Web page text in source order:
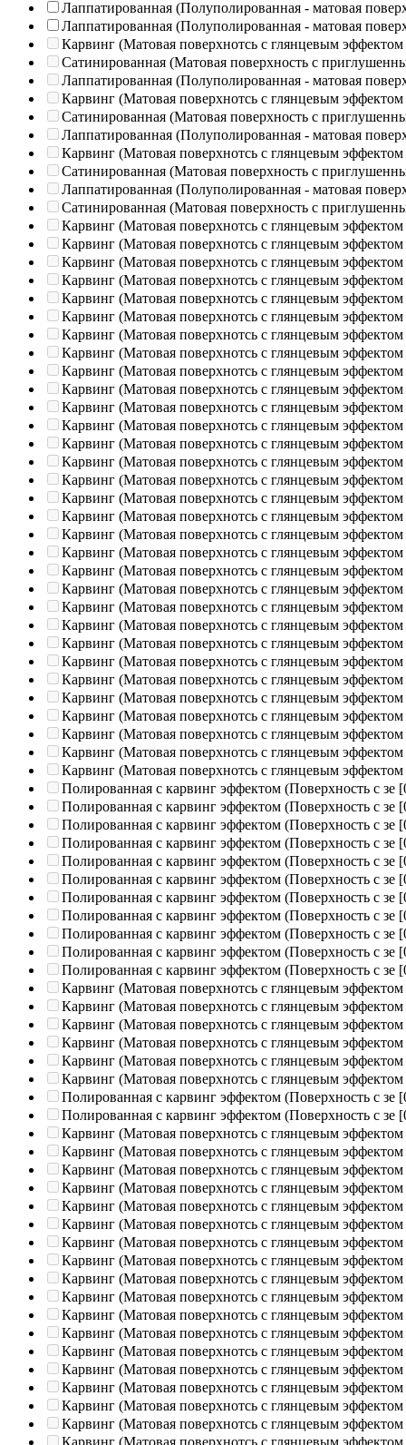
Лаппатированная (Полуполированная - матовая
Лаппатированная (Полуполированная - матовая
Карвинг (Матовая поверхнотсь с глянцевым эффектом
Сатинированная (Матовая поверхность с
Лаппатированная (Полуполированная - матовая
Карвинг (Матовая поверхнотсь с глянцевым эффектом
Сатинированная (Матовая поверхность с
Лаппатированная (Полуполированная - матовая
Карвинг (Матовая поверхнотсь с глянцевым эффектом
Сатинированная (Матовая поверхность с
Лаппатированная (Полуполированная - матовая
Сатинированная (Матовая поверхность с
Карвинг (Матовая поверхнотсь с глянцевым эффектом
Карвинг (Матовая поверхнотсь с глянцевым эффектом
Карвинг (Матовая поверхнотсь с глянцевым эффектом
Карвинг (Матовая поверхнотсь с глянцевым эффектом
Карвинг (Матовая поверхнотсь с глянцевым эффектом
Карвинг (Матовая поверхнотсь с глянцевым эффектом
Карвинг (Матовая поверхнотсь с глянцевым эффектом
Карвинг (Матовая поверхнотсь с глянцевым эффектом
Карвинг (Матовая поверхнотсь с глянцевым эффектом
Карвинг (Матовая поверхнотсь с глянцевым эффектом
Карвинг (Матовая поверхнотсь с глянцевым эффектом
Карвинг (Матовая поверхнотсь с глянцевым эффектом
Карвинг (Матовая поверхнотсь с глянцевым эффектом
Карвинг (Матовая поверхнотсь с глянцевым эффектом
Карвинг (Матовая поверхнотсь с глянцевым эффектом
Карвинг (Матовая поверхнотсь с глянцевым эффектом
Карвинг (Матовая поверхнотсь с глянцевым эффектом
Карвинг (Матовая поверхнотсь с глянцевым эффектом
Карвинг (Матовая поверхнотсь с глянцевым эффектом
Карвинг (Матовая поверхнотсь с глянцевым эффектом
Карвинг (Матовая поверхнотсь с глянцевым эффектом
Карвинг (Матовая поверхнотсь с глянцевым эффектом
Карвинг (Матовая поверхнотсь с глянцевым эффектом
Карвинг (Матовая поверхнотсь с глянцевым эффектом
Карвинг (Матовая поверхнотсь с глянцевым эффектом
Карвинг (Матовая поверхнотсь с глянцевым эффектом
Карвинг (Матовая поверхнотсь с глянцевым эффектом
Карвинг (Матовая поверхнотсь с глянцевым эффектом
Карвинг (Матовая поверхнотсь с глянцевым эффектом
Карвинг (Матовая поверхнотсь с глянцевым эффектом
Карвинг (Матовая поверхнотсь с глянцевым эффектом
Полированная c карвинг эффектом (Поверхность с зе
Полированная c карвинг эффектом (Поверхность с зе
Полированная c карвинг эффектом (Поверхность с зе
Полированная c карвинг эффектом (Поверхность с зе
Полированная c карвинг эффектом (Поверхность с зе
Полированная c карвинг эффектом (Поверхность с зе
Полированная c карвинг эффектом (Поверхность с зе
Полированная c карвинг эффектом (Поверхность с зе
Полированная c карвинг эффектом (Поверхность с зе
Полированная c карвинг эффектом (Поверхность с зе
Полированная c карвинг эффектом (Поверхность с зе
Карвинг (Матовая поверхнотсь с глянцевым эффектом
Карвинг (Матовая поверхнотсь с глянцевым эффектом
Карвинг (Матовая поверхнотсь с глянцевым эффектом
Карвинг (Матовая поверхнотсь с глянцевым эффектом
Карвинг (Матовая поверхнотсь с глянцевым эффектом
Карвинг (Матовая поверхнотсь с глянцевым эффектом
Полированная c карвинг эффектом (Поверхность с зе
Полированная c карвинг эффектом (Поверхность с зе
Карвинг (Матовая поверхнотсь с глянцевым эффектом
Карвинг (Матовая поверхнотсь с глянцевым эффектом
Карвинг (Матовая поверхнотсь с глянцевым эффектом
Карвинг (Матовая поверхнотсь с глянцевым эффектом
Карвинг (Матовая поверхнотсь с глянцевым эффектом
Карвинг (Матовая поверхнотсь с глянцевым эффектом
Карвинг (Матовая поверхнотсь с глянцевым эффектом
Карвинг (Матовая поверхнотсь с глянцевым эффектом
Карвинг (Матовая поверхнотсь с глянцевым эффектом
Карвинг (Матовая поверхнотсь с глянцевым эффектом
Карвинг (Матовая поверхнотсь с глянцевым эффектом
Карвинг (Матовая поверхнотсь с глянцевым эффектом
Карвинг (Матовая поверхнотсь с глянцевым эффектом
Карвинг (Матовая поверхнотсь с глянцевым эффектом
Карвинг (Матовая поверхнотсь с глянцевым эффектом
Карвинг (Матовая поверхнотсь с глянцевым эффектом
Карвинг (Матовая поверхнотсь с глянцевым эффектом